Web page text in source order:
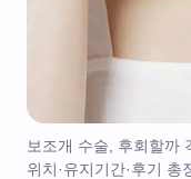
보조개 수술, 후회할까
위치·유지기간·후기 총